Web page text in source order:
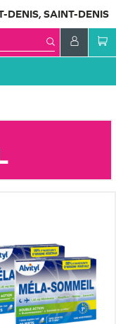
DENIS, SAINT-DENIS